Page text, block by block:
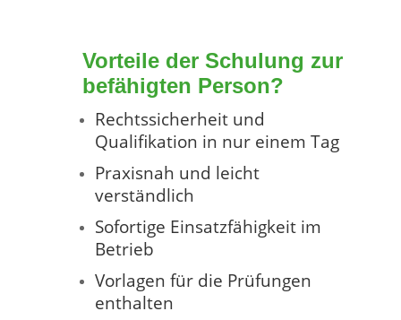
Vorteile der Schulung zur
befähigten Person?
Rechtssicherheit und
Qualifikation in nur einem Tag
Praxisnah und leicht
verständlich
Sofortige Einsatzfähigkeit im
Betrieb
Vorlagen für die Prüfungen
enthalten